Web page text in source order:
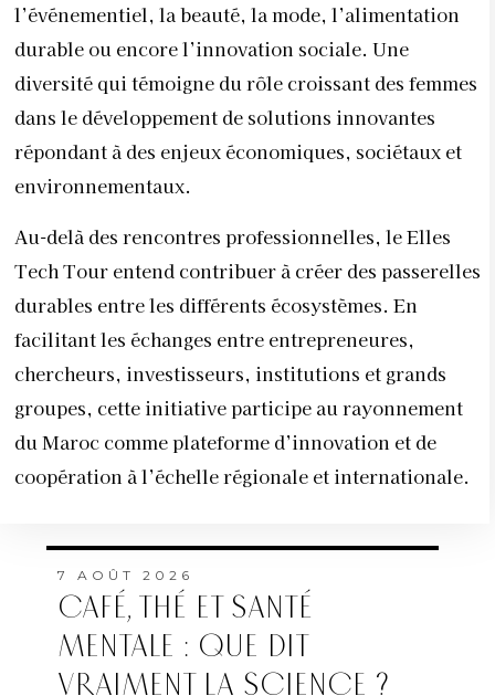
l’événementiel, la beauté, la mode, l’alimentation
durable ou encore l’innovation sociale. Une
diversité qui témoigne du rôle croissant des femmes
dans le développement de solutions innovantes
répondant à des enjeux économiques, sociétaux et
environnementaux.
Au-delà des rencontres professionnelles, le Elles
Tech Tour entend contribuer à créer des passerelles
durables entre les différents écosystèmes. En
facilitant les échanges entre entrepreneures,
chercheurs, investisseurs, institutions et grands
groupes, cette initiative participe au rayonnement
du Maroc comme plateforme d’innovation et de
coopération à l’échelle régionale et internationale.
7 AOÛT 2026
CAFÉ, THÉ ET SANTÉ
MENTALE : QUE DIT
VRAIMENT LA SCIENCE ?